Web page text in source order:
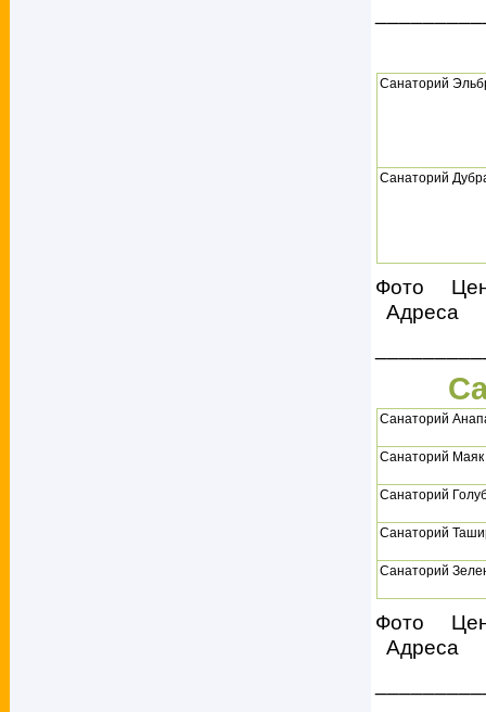
Санаторий
Санаторий
Фото
Санаторий
Санаторий Маяк
Санаторий
Санаторий
Санаторий
Фото